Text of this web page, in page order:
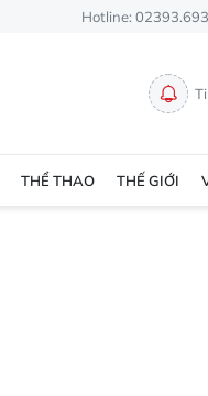
Hotline:
THỂ THAO THẾ GIỚI